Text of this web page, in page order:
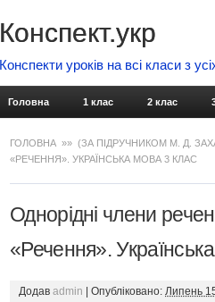
Конспект.укр
Конспекти уроків на всі класи з
Головна 1 клас 2 клас
ГОЛОВНА »» (ЗА ПІДРУЧНИКОМ М. Д.
«РЕЧЕННЯ». УКРАЇНСЬКА МОВА 3 КЛАС
Однорідні члени
«Речення».
Додав admin Опубліковано: Липень